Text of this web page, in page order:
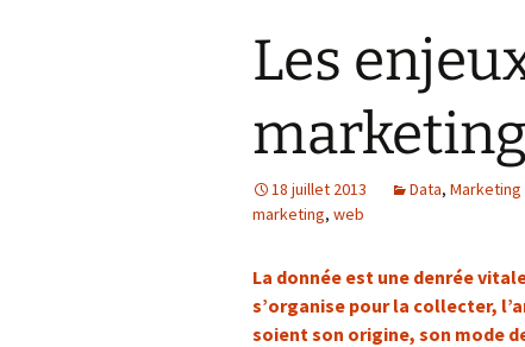
Les
marketing
18 juillet 2013 Data, Marketing
marketing, web
La donnée est une denrée
s’organise pour la collecter,
soient son origine, son mode